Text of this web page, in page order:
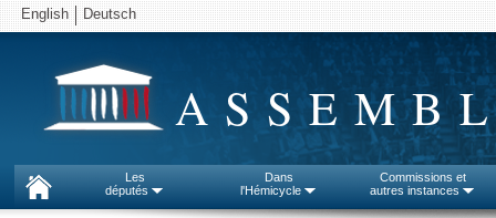
English Deutsch
Les
députés
Dans
l'Hémicycle
Commissions et
autres instances